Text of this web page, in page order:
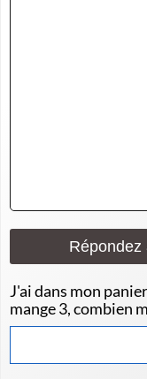
Répondez
J'ai dans mon
mange 3, combien